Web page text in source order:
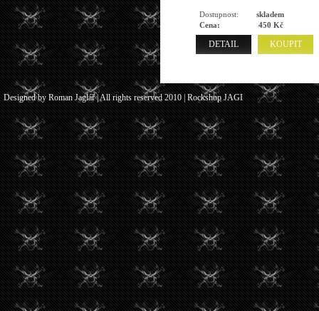
Dostupnost:
skladem
Cena:
450 Kč
KOUPIT
DETAIL
Designed by Roman Jaglář | All rights reserved 2010 | Rockshop JAGI